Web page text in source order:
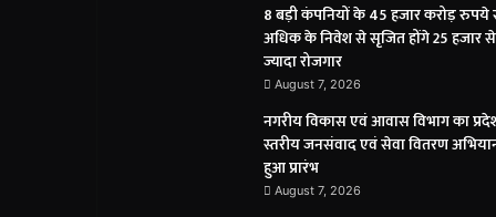
8 बड़ी कंपनियों के 45 हजार करोड़ रुपये
अधिक के निवेश से सृजित होंगे 25 हजार से
ज्यादा रोजगार
August 7, 2026
नगरीय विकास एवं आवास विभाग का
स्तरीय जनसंवाद एवं सेवा वितरण
हुआ प्रारंभ
August 7, 2026